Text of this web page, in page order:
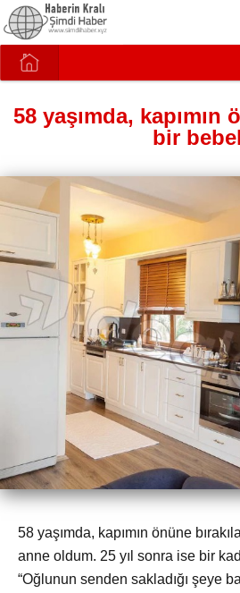
58 yaşımda, kapımın
bir
58 yaşımda, kapımın önüne
anne oldum. 25 yıl sonra ise bir
“Oğlunun senden sakladığı şeye